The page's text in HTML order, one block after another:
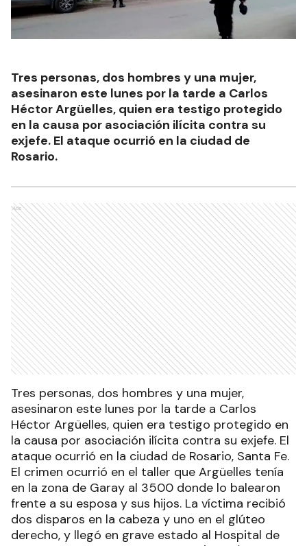
Tres personas, dos hombres y una mujer,
asesinaron este lunes por la tarde a Carlos
Héctor Argüelles, quien era testigo protegido
en la causa por asociación ilícita contra su
exjefe. El ataque ocurrió en la ciudad de
Rosario.
Ads
Tres personas, dos hombres y una mujer,
asesinaron este lunes por la tarde a Carlos
Héctor Argüelles, quien era testigo protegido en
la causa por asociación ilícita contra su exjefe. El
ataque ocurrió en la ciudad de Rosario, Santa Fe.
El crimen ocurrió en el taller que Argüelles tenía
en la zona de Garay al 3500 donde lo balearon
frente a su esposa y sus hijos. La víctima recibió
dos disparos en la cabeza y uno en el glúteo
derecho, y llegó en grave estado al Hospital de